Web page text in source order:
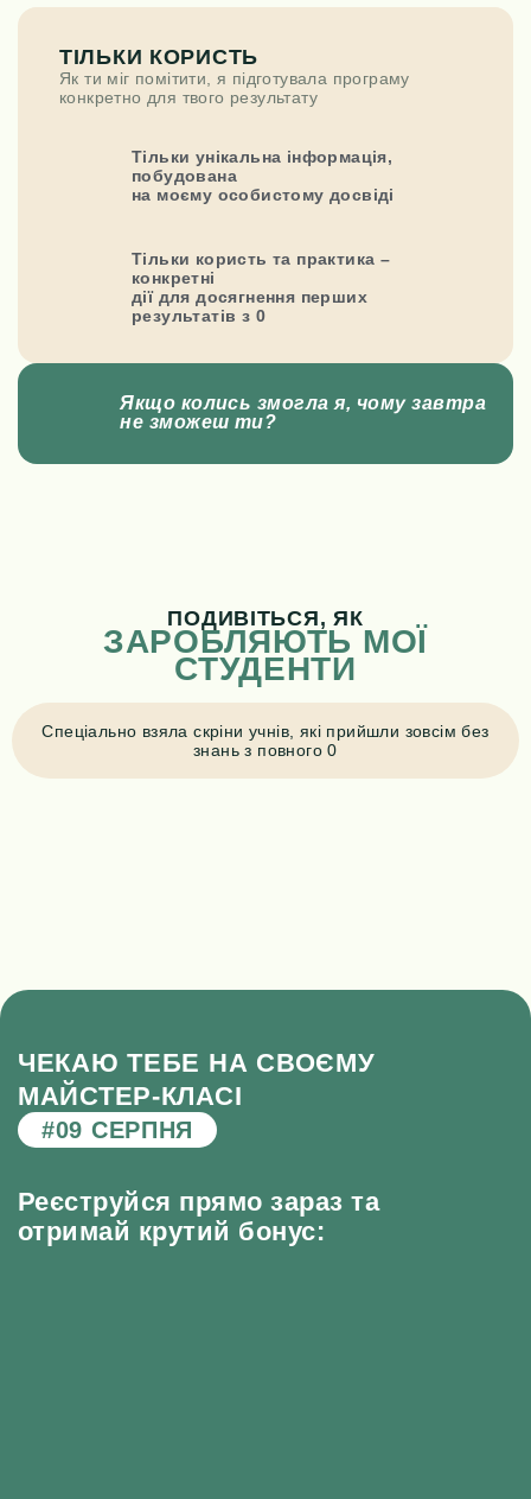
ТІЛЬКИ КОРИСТЬ
Як ти міг помітити, я підготувала програму
конкретно для твого результату
Тільки унікальна інформація,
побудована
на моєму особистому досвіді
Тільки користь та практика –
конкретні
дії для досягнення перших
результатів з 0
Якщо колись змогла я, чому завтра
не зможеш ти?
ПОДИВІТЬСЯ, ЯК
ЗАРОБЛЯЮТЬ МОЇ
СТУДЕНТИ
Спеціально взяла скріни учнів, які прийшли зовсім без
знань з повного 0
ЧЕКАЮ ТЕБЕ НА СВОЄМУ
МАЙСТЕР-КЛАСІ
#09 СЕРПНЯ
Реєструйся прямо зараз та
отримай крутий бонус: